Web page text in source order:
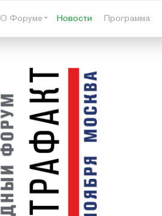
О Форуме Новости Программа